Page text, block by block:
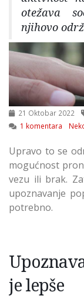
otežava
njihovo
21 Oktobar 2022
1 komentara
Upravo to se
mogućnost
vezu ili brak.
upoznavanje
potrebno.
je lepše